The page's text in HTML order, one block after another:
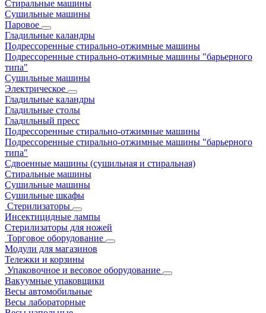
Стиральные машины
Сушильные машины
Паровое
Гладильные каландры
Подрессоренные стирально-отжимные машины
Подрессоренные стирально-отжимные машины "барьерного
типа"
Сушильные машины
Электрическое
Гладильные каландры
Гладильные столы
Гладильный пресс
Подрессоренные стирально-отжимные машины
Подрессоренные стирально-отжимные машины "барьерного
типа"
Сдвоенные машины (сушильная и стиральная)
Стиральные машины
Сушильные машины
Сушильные шкафы
Стерилизаторы
Инсектицидные лампы
Стерилизаторы для ножей
Торговое оборудование
Модули для магазинов
Тележки и корзины
Упаковочное и весовое оборудование
Вакуумные упаковщики
Весы автомобильные
Весы лабораторные